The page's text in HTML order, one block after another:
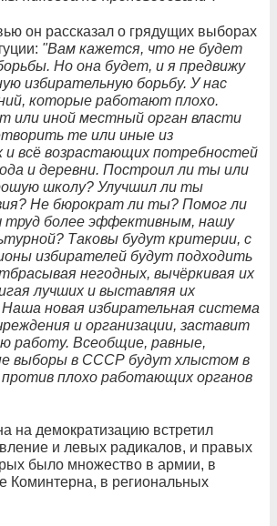
он рассказал о грядущих выборах
"Вам кажется, что не будет
Но она будет, и я предвижу
избирательную борьбу. У нас
которые работают плохо.
или иной местный орган власти
те или иные из
и всё возрастающих потребностей
и деревни. Построил ли ты или
школу? Улучшил ли ты
Не бюрократ ли ты? Помог ли
более эффективным, нашу
Таковы будут критерии, с
избирателей будут подходить
негодных, вычёркивая их
лучших и выставляя их
новая избирательная система
и организации, заставит
работу. Всеобщие, равные,
выборы в СССР будут хлыстом в
против плохо работающих органов
на демократизацию встретил
и левых радикалов, и правых
было множество в армии, в
Коминтерна, в региональных